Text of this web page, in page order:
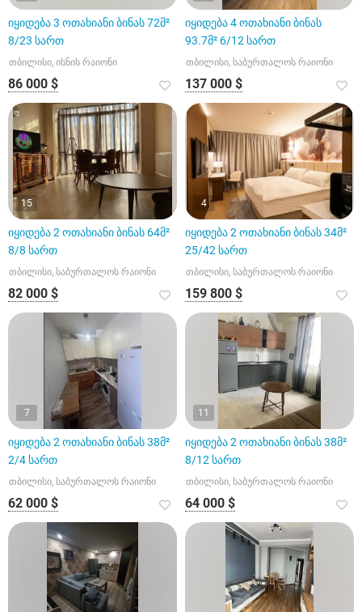
იყიდება 3 ოთახიანი ბინას 72მ²
8/23 სართ
თბილისი, ისნის რაიონი
86 000 $
იყიდება 4 ოთახიანი ბინას
93.7მ² 6/12 სართ
თბილისი, საბურთალოს რაიონი
137 000 $
15
იყიდება 2 ოთახიანი ბინას 64მ²
8/8 სართ
თბილისი, საბურთალოს რაიონი
82 000 $
4
იყიდება 2 ოთახიანი ბინას 34მ²
25/42 სართ
თბილისი, საბურთალოს რაიონი
159 800 $
7
იყიდება 2 ოთახიანი ბინას 38მ²
2/4 სართ
თბილისი, საბურთალოს რაიონი
62 000 $
11
იყიდება 2 ოთახიანი ბინას 38მ²
8/12 სართ
თბილისი, საბურთალოს რაიონი
64 000 $